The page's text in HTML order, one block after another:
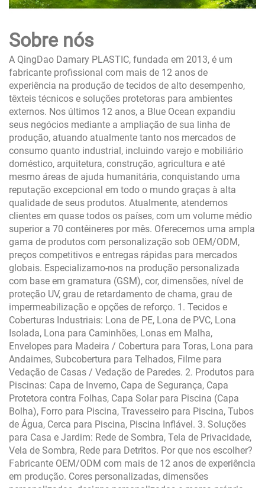
Sobre nós
A QingDao Damary PLASTIC, fundada em 2013, é um
fabricante profissional com mais de 12 anos de
experiência na produção de tecidos de alto desempenho,
têxteis técnicos e soluções protetoras para ambientes
externos. Nos últimos 12 anos, a Blue Ocean expandiu
seus negócios mediante a ampliação de sua linha de
produção, atuando atualmente tanto nos mercados de
consumo quanto industrial, incluindo varejo e mobiliário
doméstico, arquitetura, construção, agricultura e até
mesmo áreas de ajuda humanitária, conquistando uma
reputação excepcional em todo o mundo graças à alta
qualidade de seus produtos. Atualmente, atendemos
clientes em quase todos os países, com um volume médio
superior a 70 contêineres por mês. Oferecemos uma ampla
gama de produtos com personalização sob OEM/ODM,
preços competitivos e entregas rápidas para mercados
globais. Especializamo-nos na produção personalizada
com base em gramatura (GSM), cor, dimensões, nível de
proteção UV, grau de retardamento de chama, grau de
impermeabilização e opções de reforço. 1. Tecidos e
Coberturas Industriais: Lona de PE, Lona de PVC, Lona
Isolada, Lona para Caminhões, Lonas em Malha,
Envelopes para Madeira / Cobertura para Toras, Lona para
Andaimes, Subcobertura para Telhados, Filme para
Vedação de Casas / Vedação de Paredes. 2. Produtos para
Piscinas: Capa de Inverno, Capa de Segurança, Capa
Protetora contra Folhas, Capa Solar para Piscina (Capa
Bolha), Forro para Piscina, Travesseiro para Piscina, Tubos
de Água, Cerca para Piscina, Piscina Inflável. 3. Soluções
para Casa e Jardim: Rede de Sombra, Tela de Privacidade,
Vela de Sombra, Rede para Detritos. Por que nos escolher?
Fabricante OEM/ODM com mais de 12 anos de experiência
em produção. Cores personalizadas, dimensões